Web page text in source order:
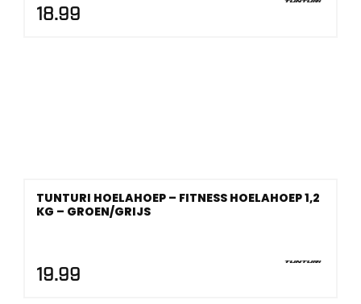
18.99
TUNTURI HOELAHOEP – FITNESS HOELAHOEP 1,2
KG – GROEN/GRIJS
19.99